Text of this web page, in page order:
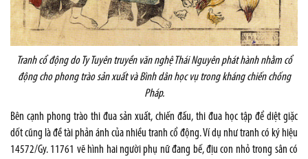
Tranh cổ động do Ty Tuyên truyền văn nghệ Thái Nguyên phát hành nhằm cổ
động cho phong trào sản xuất và Bình dân học vụ trong kháng chiến chống
Pháp.
Bên cạnh phong trào thi đua sản xuất, chiến đấu, thi đua học tập để diệt giặc
dốt cũng là đề tài phản ánh của nhiều tranh cổ động. Ví dụ như tranh có ký hiệu
14572/Gy. 11761 vẽ hình hai người phụ nữ đang bế, địu con nhỏ trong sân có